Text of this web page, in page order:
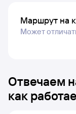
Маршрут на
Может
Отвечаем
как